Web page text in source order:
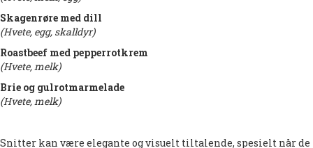
Skagenrøre med dill
(Hvete, egg, skalldyr)
Roastbeef med pepperrotkrem
(Hvete, melk)
Brie og gulrotmarmelade
(Hvete, melk)
Snitter kan være elegante og visuelt tiltalende, spesielt når de